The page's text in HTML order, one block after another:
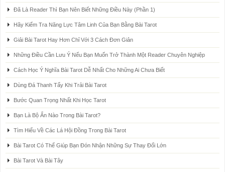
Đã Là Reader Thì Bạn Nên Biết Những Điều Này (Phần 1)
Hãy Kiểm Tra Năng Lực Tâm Linh Của Bạn Bằng Bài Tarot
Giải Bài Tarot Hay Hơn Chỉ Với 3 Cách Đơn Giản
Những Điều Cần Lưu Ý Nếu Bạn Muốn Trở Thành Một Reader Chuyên Nghiệp
Cách Học Ý Nghĩa Bài Tarot Dễ Nhất Cho Những Ai Chưa Biết
Dùng Đá Thanh Tẩy Khi Trải Bài Tarot
Bước Quan Trọng Nhất Khi Học Tarot
Bạn Là Bộ Ẩn Nào Trong Bài Tarot?
Tìm Hiểu Về Các Lá Hội Đồng Trong Bài Tarot
Bài Tarot Có Thể Giúp Bạn Đón Nhận Những Sự Thay Đổi Lớn
Bài Tarot Và Bài Tây